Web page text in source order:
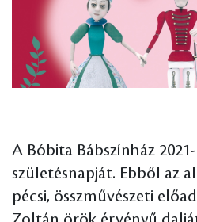
A Bóbita Bábszínház
születésnapját. Ebből az
pécsi, összművészeti